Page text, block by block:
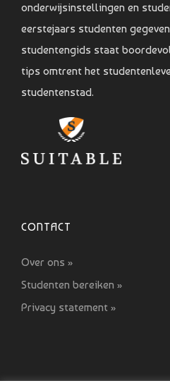
onderwijsinstellingen en
eerstejaars studenten
studentengids staat
tips omtrent het
studentenstad.
CONTACT
Over ons »
Studenten bereiken »
Privacy statement »